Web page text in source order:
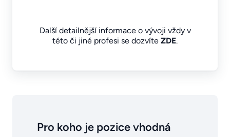
Další detailnější informace o vývoji vždy v
této či jiné profesi se dozvíte ZDE.
Pro koho je pozice vhodná